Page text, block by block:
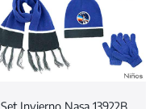
Set Invierno Nasa 13922B